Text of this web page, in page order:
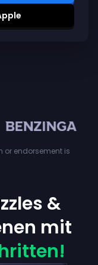
or endorsement is
&
mit